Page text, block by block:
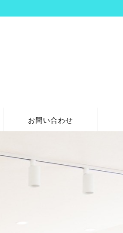
お問い合わせ